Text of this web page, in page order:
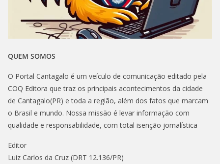
QUEM SOMOS
O Portal Cantagalo é um veículo de comunicação editado pela
COQ Editora que traz os principais acontecimentos da cidade
de Cantagalo(PR) e toda a região, além dos fatos que marcam
o Brasil e mundo. Nossa missão é levar informação com
qualidade e responsabilidade, com total isenção jornalística
Editor
Luiz Carlos da Cruz (DRT 12.136/PR)